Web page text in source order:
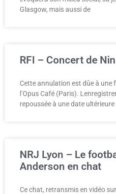
Glasgow, mais aussi de
RFI – Concert de
Cette annulation est dûe à
l’Opus Café (Paris).
repoussée à une date
NRJ Lyon – Le
Anderson en chat
Ce chat, retransmis en vidéo